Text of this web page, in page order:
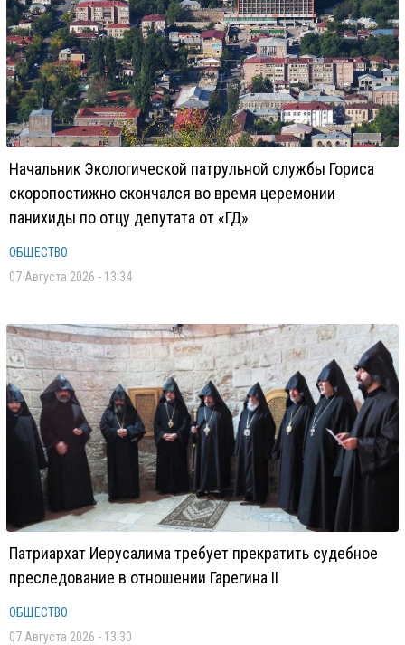
Начальник Экологической патрульной службы Гориса
скоропостижно скончался во время церемонии
панихиды по отцу депутата от «ГД»
ОБЩЕСТВО
07 Августа 2026 - 13:34
Патриархат Иерусалима требует прекратить судебное
преследование в отношении Гарегина II
ОБЩЕСТВО
07 Августа 2026 - 13:30